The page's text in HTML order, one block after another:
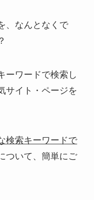
、なんとなくで
ーワードで検索し
サイト・ページを
検索キーワードで
ついて、簡単にご